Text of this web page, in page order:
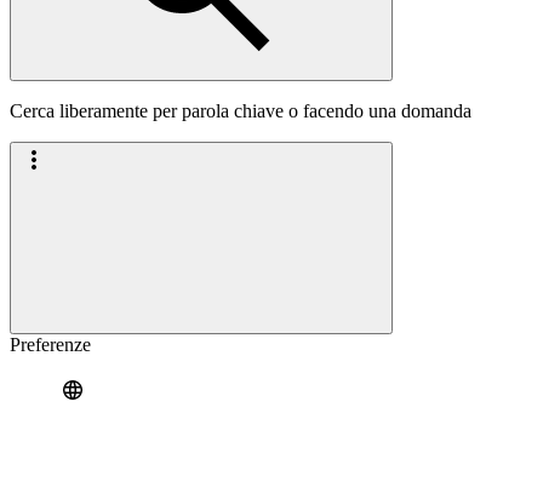
Cerca liberamente per parola chiave o facendo una domanda
Preferenze